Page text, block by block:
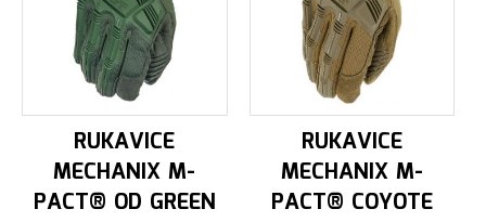
RUKAVICE
MECHANIX M-
PACT® OD GREEN
RUKAVICE
MECHANIX M-
PACT® COYOTE